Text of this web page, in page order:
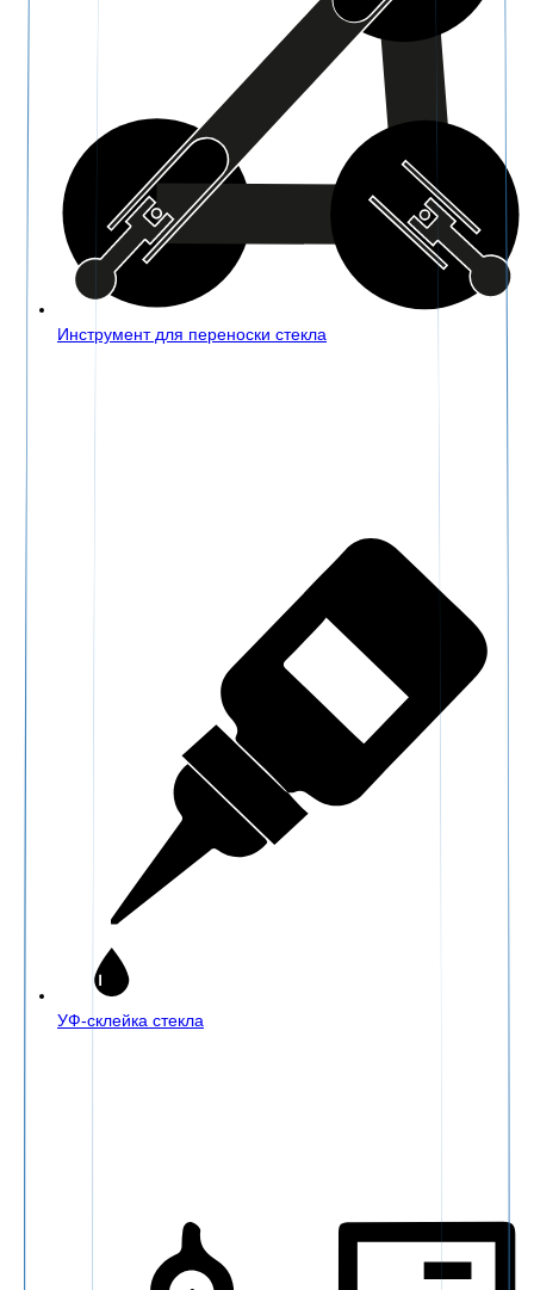
Инструмент для переноски стекла
УФ-склейка стекла